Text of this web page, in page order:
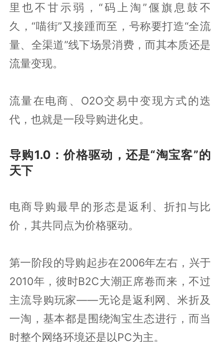
里也不甘示弱，“码上淘”偃旗息鼓不
久，“喵街”又接踵而至，号称要打造“全流
量、全渠道”线下场景消费，而其本质还是
流量变现。
流量在电商、O2O交易中变现方式的迭
代，也就是一段导购进化史。
导购1.0：价格驱动，还是“淘宝客”的
天下
电商导购最早的形态是返利、折扣与比
价，其共同点为价格驱动。
第一阶段的导购起步在2006年左右，兴于
2010年，彼时B2C大潮正席卷而来，不过
主流导购玩家——无论是返利网、米折及
一淘，基本都是围绕淘宝生态进行，而当
时整个网络环境还是以PC为主。